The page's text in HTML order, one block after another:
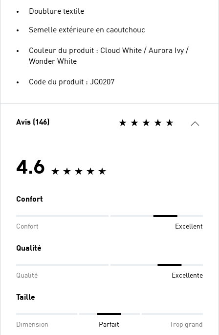
Doublure textile
Semelle extérieure en caoutchouc
Couleur du produit : Cloud White / Aurora Ivy /
Wonder White
Code du produit : JQ0207
Avis (146)
4.6
Confort
Confort Excellent
Qualité
Qualité Excellente
Taille
Dimension Parfait Trop grand